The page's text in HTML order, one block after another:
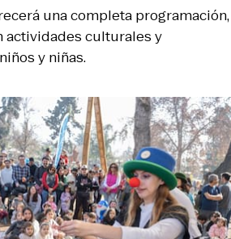
una completa programación,
actividades culturales y
y niñas.